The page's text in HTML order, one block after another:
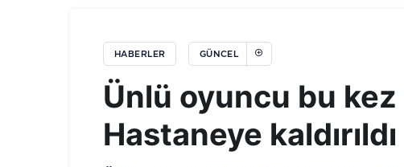
HABERLER GÜNCEL
Ünlü oyuncu bu
Hastaneye kaldırıldı